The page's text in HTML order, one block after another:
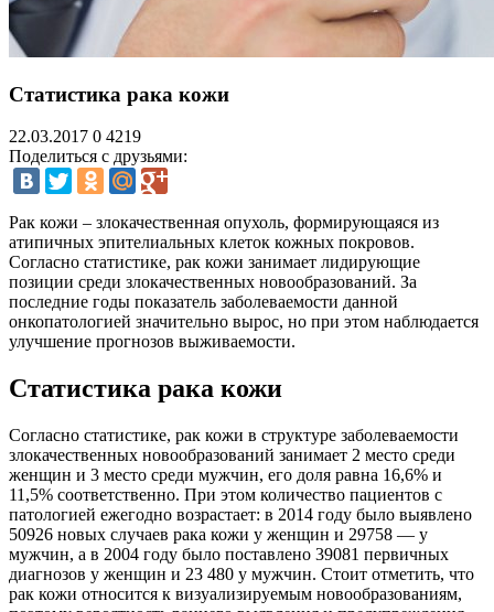
Статистика рака кожи
22.03.2017 0 4219
Поделиться с друзьями:
Рак кожи – злокачественная опухоль, формирующаяся из
атипичных эпителиальных клеток кожных покровов.
Согласно статистике, рак кожи занимает лидирующие
позиции среди злокачественных новообразований. За
последние годы показатель заболеваемости данной
онкопатологией значительно вырос, но при этом наблюдается
улучшение прогнозов выживаемости.
Статистика рака кожи
Согласно статистике, рак кожи в структуре заболеваемости
злокачественных новообразований занимает 2 место среди
женщин и 3 место среди мужчин, его доля равна 16,6% и
11,5% соответственно. При этом количество пациентов с
патологией ежегодно возрастает: в 2014 году было выявлено
50926 новых случаев рака кожи у женщин и 29758 — у
мужчин, а в 2004 году было поставлено 39081 первичных
диагнозов у женщин и 23 480 у мужчин. Стоит отметить, что
рак кожи относится к визуализируемым новообразованиям,